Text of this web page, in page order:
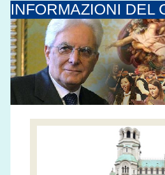
INFORMAZIONI DEL